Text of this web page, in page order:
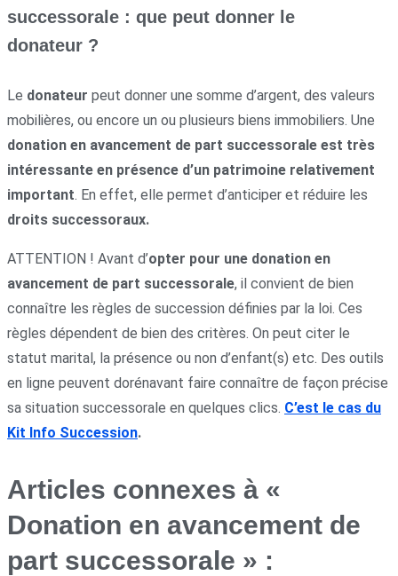
successorale : que peut donner le
donateur ?
Le donateur peut donner une somme d’argent, des valeurs
mobilières, ou encore un ou plusieurs biens immobiliers. Une
donation en avancement de part successorale est très
intéressante en présence d’un patrimoine relativement
important. En effet, elle permet d’anticiper et réduire les
droits successoraux.
ATTENTION ! Avant d’opter pour une donation en
avancement de part successorale, il convient de bien
connaître les règles de succession définies par la loi. Ces
règles dépendent de bien des critères. On peut citer le
statut marital, la présence ou non d’enfant(s) etc. Des outils
en ligne peuvent dorénavant faire connaître de façon précise
sa situation successorale en quelques clics. C’est le cas du
Kit Info Succession.
Articles connexes à «
Donation en avancement de
part successorale » :